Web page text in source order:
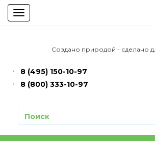
Toggle
navigation
Создано природой - сделано
8 (495) 150-10-97
8 (800) 333-10-97